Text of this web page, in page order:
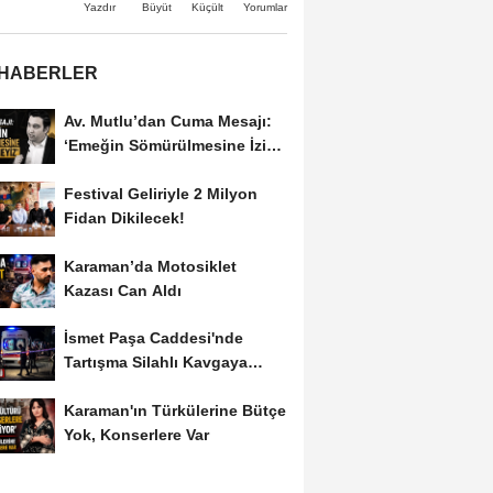
Yazdır Büyüt Küçült Yorumlar
Av. Mutlu’dan Cuma Mesajı:
‘Emeğin Sömürülmesine İzin
Festival Geliriyle 2 Milyon
Fidan Dikilecek!
Karaman’da Motosiklet
Kazası Can Aldı
İsmet Paşa Caddesi'nde
Tartışma Silahlı Kavgaya
Karaman'ın Türkülerine Bütçe
Yok, Konserlere Var